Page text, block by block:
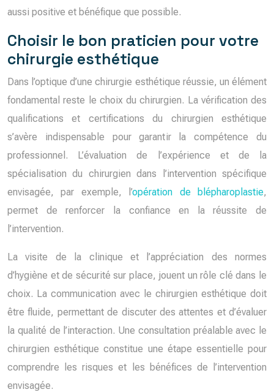
aussi positive et bénéfique que possible.
Choisir le bon praticien pour votre
chirurgie esthétique
Dans l’optique d’une chirurgie esthétique réussie, un élément
fondamental reste le choix du chirurgien. La vérification des
qualifications et certifications du chirurgien esthétique
s’avère indispensable pour garantir la compétence du
professionnel. L’évaluation de l’expérience et de la
spécialisation du chirurgien dans l’intervention spécifique
envisagée, par exemple, l’opération de blépharoplastie,
permet de renforcer la confiance en la réussite de
l’intervention.
La visite de la clinique et l’appréciation des normes
d’hygiène et de sécurité sur place, jouent un rôle clé dans le
choix. La communication avec le chirurgien esthétique doit
être fluide, permettant de discuter des attentes et d’évaluer
la qualité de l’interaction. Une consultation préalable avec le
chirurgien esthétique constitue une étape essentielle pour
comprendre les risques et les bénéfices de l’intervention
envisagée.